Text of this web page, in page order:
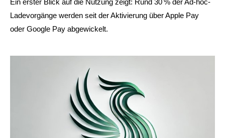
We offer support for our customers
Mon - Fri 8:00am - 5:00pm
Get in touch
376-293 City Road, Suite 600
San Francisco, CA 94102
Have any questions?
Ein erster Blick auf die Nutzung zeigt: Rund 30 % der Ad-hoc-
Ladevorgänge werden seit der Aktivierung über Apple Pay
oder Google Pay abgewickelt.